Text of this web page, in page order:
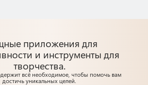
приложения для
и инструменты для
творчества.
всё необходимое, чтобы помочь вам
достичь уникальных целей.